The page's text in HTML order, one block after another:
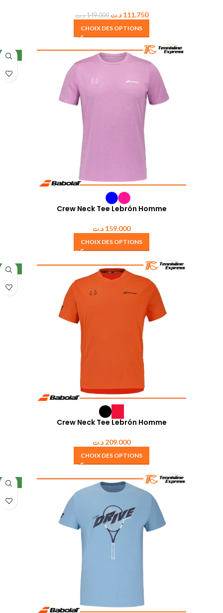
149.000د.ت 111.750 د.ت
CHOIX DES OPTIONS
NEW
Crew Neck Tee Lebrón Homme
159.000 د.ت
CHOIX DES OPTIONS
NEW
Crew Neck Tee Lebrón Homme
209.000 د.ت
CHOIX DES OPTIONS
NEW